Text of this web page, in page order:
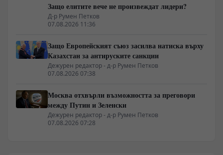
Защо елитите вече не произвеждат лидери?
Д-р Румен Петков
07.08.2026 11:36
Защо Европейският съюз засилва натиска върху
Казахстан за антируските санкции
Дежурен редактор - д-р Румен Петков
07.08.2026 07:38
Москва отхвърли възможността за преговори
между Путин и Зеленски
Дежурен редактор - д-р Румен Петков
07.08.2026 07:28